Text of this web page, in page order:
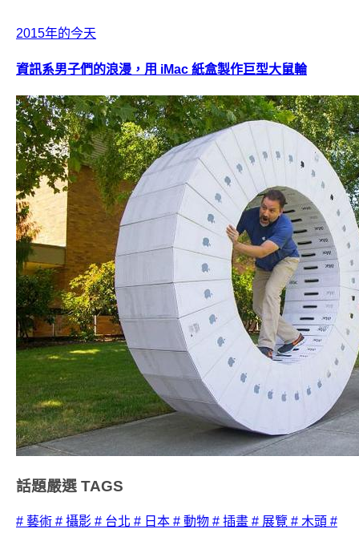
2015年的今天
資訊系男子們的浪漫，用 iMac 紙盒製作巨型大鼠輪
話題嚴選 TAGS
# 藝術 # 攝影 # 台北 # 日本 # 動物 # 插畫 # 展覽 # 木頭 #